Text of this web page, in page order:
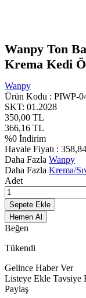
Wanpy Ton
Krema Kedi
Wanpy
Ürün Kodu : PIWP-
SKT: 01.2028
350,00 TL
366,16 TL
%0 İndirim
Havale Fiyatı : 358,84
Daha Fazla Wanpy
Daha Fazla Krema/
Adet
Sepete Ekle
Hemen Al
Beğen
Tükendi
Gelince Haber Ver
Listeye Ekle Tavsiye
Paylaş